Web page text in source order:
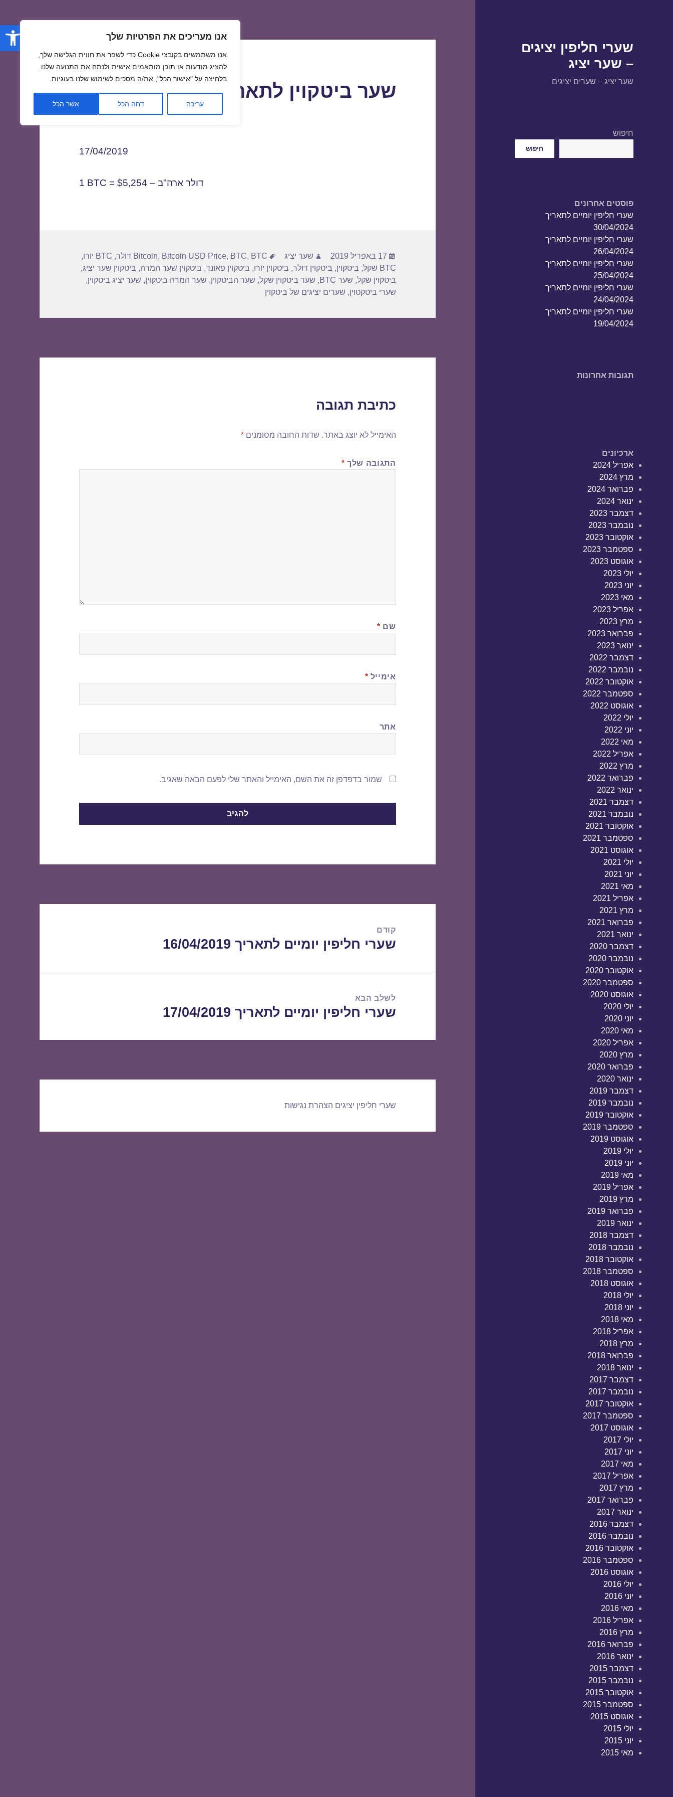
פתח אנו מעריכים את הפרטיות שלך
אנו משתמשים בקובצי Cookie כדי לשפר את חווית הגלישה שלך,
להציג מודעות או תוכן מותאמים אישית ולנתח את התנועה שלנו.
בלחיצה על "אישור הכל", את/ה מסכים לשימוש שלנו בעוגיות.
עריכה דחה הכל אשר הכל
שערי חליפין יציגים
– שער יציג
שער יציג – שערים יציגים
חיפוש
חיפוש
פוסטים אחרונים
שערי חליפין יומיים לתאריך
30/04/2024
שערי חליפין יומיים לתאריך
26/04/2024
שערי חליפין יומיים לתאריך
25/04/2024
שערי חליפין יומיים לתאריך
24/04/2024
שערי חליפין יומיים לתאריך
19/04/2024
תגובות אחרונות
ארכיונים
אפריל 2024
מרץ 2024
פברואר 2024
ינואר 2024
דצמבר 2023
נובמבר 2023
אוקטובר 2023
ספטמבר 2023
אוגוסט 2023
יולי 2023
יוני 2023
מאי 2023
אפריל 2023
מרץ 2023
פברואר 2023
ינואר 2023
דצמבר 2022
נובמבר 2022
אוקטובר 2022
ספטמבר 2022
אוגוסט 2022
יולי 2022
יוני 2022
מאי 2022
אפריל 2022
מרץ 2022
פברואר 2022
ינואר 2022
דצמבר 2021
נובמבר 2021
אוקטובר 2021
ספטמבר 2021
אוגוסט 2021
יולי 2021
יוני 2021
מאי 2021
אפריל 2021
מרץ 2021
פברואר 2021
ינואר 2021
דצמבר 2020
נובמבר 2020
אוקטובר 2020
ספטמבר 2020
אוגוסט 2020
יולי 2020
יוני 2020
מאי 2020
אפריל 2020
מרץ 2020
פברואר 2020
ינואר 2020
דצמבר 2019
נובמבר 2019
אוקטובר 2019
ספטמבר 2019
אוגוסט 2019
יולי 2019
יוני 2019
מאי 2019
אפריל 2019
מרץ 2019
פברואר 2019
ינואר 2019
דצמבר 2018
נובמבר 2018
אוקטובר 2018
ספטמבר 2018
אוגוסט 2018
יולי 2018
יוני 2018
מאי 2018
אפריל 2018
מרץ 2018
פברואר 2018
ינואר 2018
דצמבר 2017
נובמבר 2017
אוקטובר 2017
ספטמבר 2017
אוגוסט 2017
יולי 2017
יוני 2017
מאי 2017
אפריל 2017
מרץ 2017
פברואר 2017
ינואר 2017
דצמבר 2016
נובמבר 2016
אוקטובר 2016
ספטמבר 2016
אוגוסט 2016
יולי 2016
יוני 2016
מאי 2016
אפריל 2016
מרץ 2016
פברואר 2016
ינואר 2016
דצמבר 2015
נובמבר 2015
אוקטובר 2015
ספטמבר 2015
אוגוסט 2015
יולי 2015
יוני 2015
מאי 2015
שער ביטקוין לתאריך 17/04/2019
17/04/2019
1 BTC = $5,254 – דולר ארה"ב
פורסם
בתאריך
17 באפריל 2019 מחבר
שער יציג תגיות Bitcoin, Bitcoin USD Price, BTC, BTC דולר , BTC יורו
,
BTC שקל
, ביטקוין, ביטקוין דולר, ביטקוין יורו, ביטקוין פאונד, ביטקוין שער המרה, ביטקוין שער יציג,
ביטקוין שקל, שער BTC , שער ביטקוין שקל, שער הביטקוין, שער המרה ביטקוין, שער יציג ביטקוין,
שערי ביטקטוין, שערים יציגים של ביטקוין
כתיבת תגובה
האימייל לא יוצג באתר. שדות החובה מסומנים*
התגובה שלך *
שם *
אימייל *
אתר
שמור בדפדפן זה את השם, האימייל והאתר שלי לפעם הבאה שאגיב.
קודם
הפוסט
שערי חליפין יומיים לתאריך 16/04/2019
לשלב הבא
הפוסט
שערי חליפין יומיים לתאריך 17/04/2019
שערי חליפין יציגים הצהרת נגישות